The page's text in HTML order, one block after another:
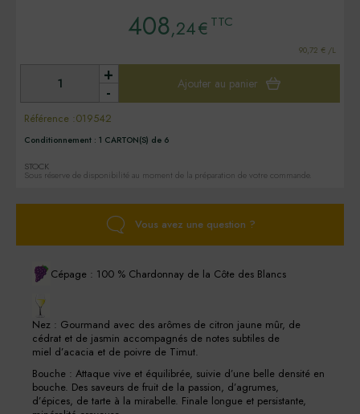
Cépage : 100 % Chardonnay de la Côte des Blancs
Nez : Gourmand avec des arômes de citron jaune mûr, de
cédrat et de jasmin accompagnés de notes subtiles de
miel d’acacia et de poivre de Timut.
Bouche : Attaque vive et équilibrée, suivie d’une belle densité en
bouche. Des saveurs de fruit de la passion, d’agrumes,
d’épices, de tarte à la mirabelle. Finale longue et persistante,
408,24€ TTC
90,72 € /L
-
+ Ajouter au panier
Référence :019542
Conditionnement : 1 CARTON(S) de 6
STOCK
Sous réserve de disponibilité au moment de la préparation de votre commande.
Vous avez une question ?